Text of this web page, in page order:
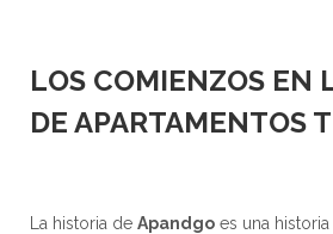
LOS COMIENZOS EN
DE APARTAMENTOS
La historia de Apandgoes una